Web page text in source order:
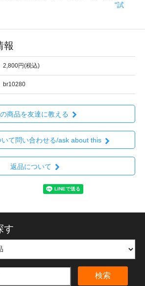
表作品。 "試
報
2,800円(税込)
br10280
商品を友達に教える
て問い合わせる/ask about this
返品について
す
検索